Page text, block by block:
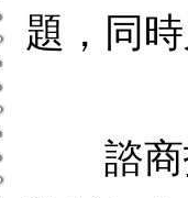
題，同
諮商技